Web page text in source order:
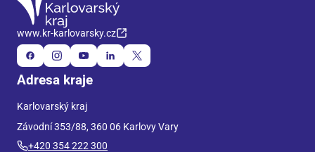
www.kr-karlovarsky.cz
Adresa kraje
Karlovarský kraj
Závodní 353/88, 360 06 Karlovy Vary
+420 354 222 300